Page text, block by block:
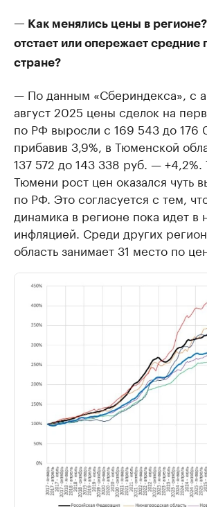
— Как менялись цены в
отстает или опережает средние
стране?
— По данным «Сбериндекса», с
август 2025 цены сделок на
по РФ выросли с 169 543 до 176
прибавив 3,9%, в Тюменской
137 572 до 143 338 руб. — +4,2%.
Тюмени рост цен оказался чуть
по РФ. Это согласуется с тем,
динамика в регионе пока идет в
инфляцией. Среди других
область занимает 31 место по